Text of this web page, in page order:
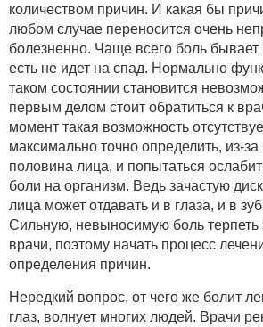
количеством причин. И какая бы
любом случае переносится очень
болезненно. Чаще всего боль бывает
есть не идет на спад. Нормально
таком состоянии становится
первым делом стоит обратиться к
момент такая возможность
максимально точно определить, из-за
половина лица, и попытаться
боли на организм. Ведь зачастую
лица может отдавать и в глаза, и в
Сильную, невыносимую боль
врачи, поэтому начать процесс
определения причин.
Нередкий вопрос, от чего же болит
глаз, волнует многих людей. Врачи